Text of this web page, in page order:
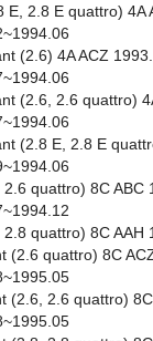
E, 2.8 E quattro) 4A
(2.6) 4A ACZ
(2.6, 2.6 quattro)
(2.8 E, 2.8 E
quattro) 8C ABC
quattro) 8C AAH
(2.6 quattro) 8C
(2.6, 2.6 quattro)